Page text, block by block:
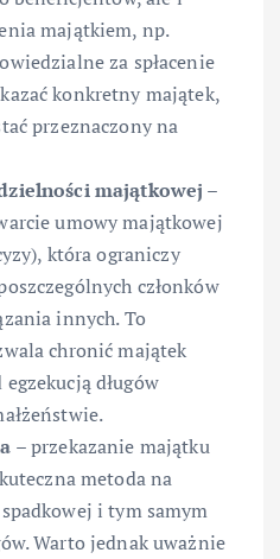
majątkiem, np.
za spłacenie
konkretny majątek,
przeznaczony na
majątkowej –
umowy majątkowej
która ograniczy
członków
innych. To
chronić majątek
długów
– przekazanie majątku
metoda na
i tym samym
Warto jednak uważnie